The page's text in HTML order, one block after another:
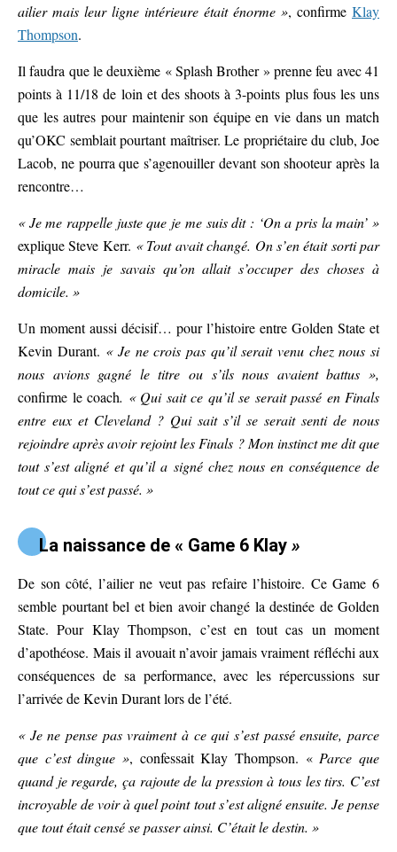
ailier mais leur ligne intérieure était énorme », confirme Klay
Thompson.
Il faudra que le deuxième « Splash Brother » prenne feu avec 41
points à 11/18 de loin et des shoots à 3-points plus fous les uns
que les autres pour maintenir son équipe en vie dans un match
qu’OKC semblait pourtant maîtriser. Le propriétaire du club, Joe
Lacob, ne pourra que s’agenouiller devant son shooteur après la
rencontre…
« Je me rappelle juste que je me suis dit : ‘On a pris la main’ »
explique Steve Kerr. « Tout avait changé. On s’en était sorti par
miracle mais je savais qu’on allait s’occuper des choses à
domicile. »
Un moment aussi décisif… pour l’histoire entre Golden State et
Kevin Durant. « Je ne crois pas qu’il serait venu chez nous si
nous avions gagné le titre ou s’ils nous avaient battus »,
confirme le coach. « Qui sait ce qu’il se serait passé en Finals
entre eux et Cleveland ? Qui sait s’il se serait senti de nous
rejoindre après avoir rejoint les Finals ? Mon instinct me dit que
tout s’est aligné et qu’il a signé chez nous en conséquence de
tout ce qui s’est passé. »
La naissance de « Game 6 Klay »
De son côté, l’ailier ne veut pas refaire l’histoire. Ce Game 6
semble pourtant bel et bien avoir changé la destinée de Golden
State. Pour Klay Thompson, c’est en tout cas un moment
d’apothéose. Mais il avouait n’avoir jamais vraiment réfléchi aux
conséquences de sa performance, avec les répercussions sur
l’arrivée de Kevin Durant lors de l’été.
« Je ne pense pas vraiment à ce qui s’est passé ensuite, parce
que c’est dingue », confessait Klay Thompson. « Parce que
quand je regarde, ça rajoute de la pression à tous les tirs. C’est
incroyable de voir à quel point tout s’est aligné ensuite. Je pense
que tout était censé se passer ainsi. C’était le destin. »